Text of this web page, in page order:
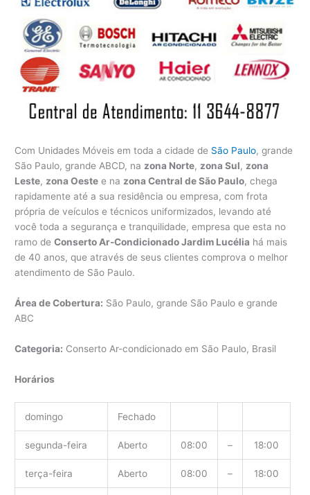
Com Unidades Móveis em toda a cidade de São Paulo, grande
São Paulo, grande ABCD, na zona Norte, zona Sul, zona
Leste, zona Oeste e na zona Central de São Paulo, chega
rapidamente até a sua residência ou empresa, com frota
própria de veículos e técnicos uniformizados, levando até
você toda a segurança e tranquilidade, empresa que esta no
ramo deConserto Ar-Condicionado Jardim Lucélia há mais
de 40 anos, que através de seus clientes comprova o melhor
atendimento de São Paulo.
Área de Cobertura: São Paulo, grande São Paulo e grande
ABC
Categoria: Conserto Ar-condicionado em São Paulo, Brasil
Horários
domingo Fechado
segunda-feira Aberto 08:00 – 18:00
terça-feira Aberto 08:00 – 18:00